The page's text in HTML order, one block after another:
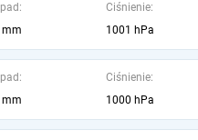
mm
Ciśnienie:
1001 hPa
mm
Ciśnienie:
1000 hPa